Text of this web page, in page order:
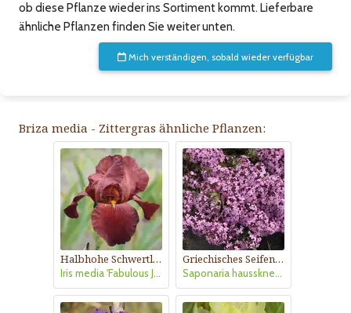
ob diese Pflanze wieder ins Sortiment kommt. Lieferbare
ähnliche Pflanzen finden Sie weiter unten.
Mich verständigen, sobald wieder verfügbar
Briza media - Zittergras ähnliche Pflanzen:
Halbhohe Schwertlilie, Iris
Iris media 'Fabulous Jeanette'
Griechisches Seifenkraut
Saponaria haussknechtii (Syn. S. sicula var. intermedia)